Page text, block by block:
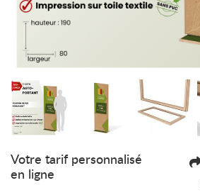
Votre tarif personnalisé
en ligne